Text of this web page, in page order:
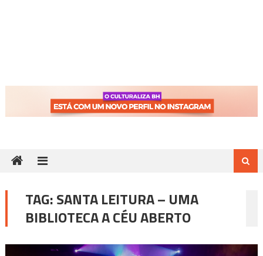
TAG:SANTA LEITURA – UMA
BIBLIOTECA A CÉU ABERTO